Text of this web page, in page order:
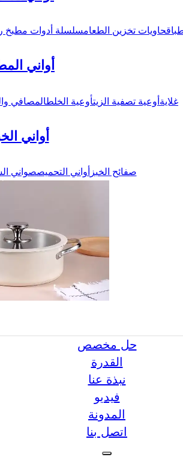
حاويات تخزين الطعامسلسلة أدوات مطبخ
أواني
غلاية أوعية تصفية الزيتأوعية الخلطالمصافي
أواني
صفائح الخبز أواني التحميصصواني
حل مخصص
القدرة
نبذة عنا
فيديو
المدونة
اتصل بنا